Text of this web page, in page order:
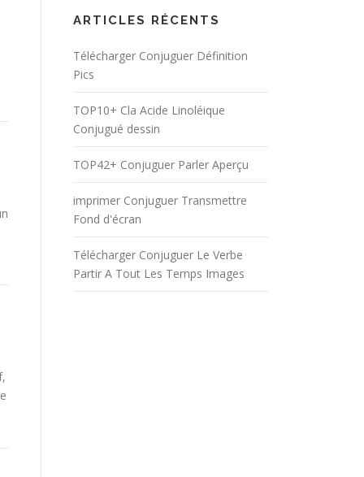
ARTICLES RÉCENTS
Télécharger Conjuguer Définition
Pics
TOP10+ Cla Acide Linoléique
Conjugué dessin
TOP42+ Conjuguer Parler Aperçu
imprimer Conjuguer Transmettre
Fond d'écran
Télécharger Conjuguer Le Verbe
Partir A Tout Les Temps Images